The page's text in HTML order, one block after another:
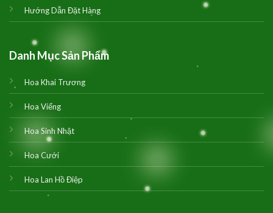
Hướng Dẫn Đặt Hàng
Danh Mục Sản Phẩm
Hoa Khai Trương
Hoa Viếng
Hoa Sinh Nhật
Hoa Cưới
Hoa Lan Hồ Điệp